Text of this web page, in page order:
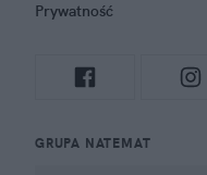
Prywatność
GRUPA NATEMAT